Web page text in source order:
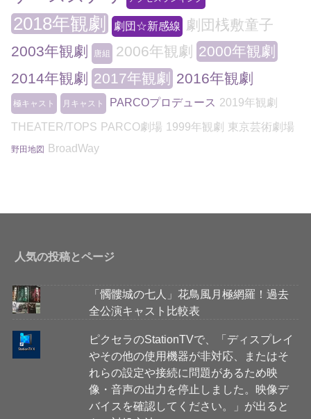
2018年観劇 劇団☆新感線
劇団桟敷童子
2003年観劇
唐組 2006年観劇
2000年観劇
2014年観劇 2017年観劇 2016年観劇
極キャスト 月キャスト PARCOプロデュース 2019年観劇
THEATER/TOPS PARCO劇場 1999年観劇 東京芸術劇場
野田地図 BroadWay
人気の投稿とページ
「髑髏城の七人」花鳥風月極網羅！過去
全公演キャスト比較表
ピクセラのStationTVで、「ディスプレイ
やその他の使用機器が非対応、またはそ
れらの設定や接続に問題があるため映
像・音声の出力を停止しました。映像デ
バイスを確認してください。」が出ると